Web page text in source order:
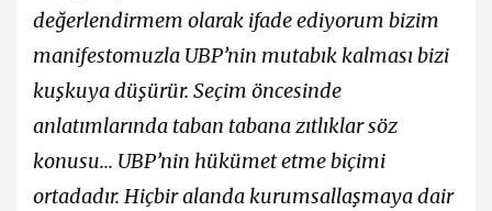
değerlendirmem olarak ifade ediyorum bizim
manifestomuzla UBP’nin mutabık kalması bizi
kuşkuya düşürür. Seçim öncesinde
anlatımlarında taban tabana zıtlıklar söz
konusu... UBP’nin hükümet etme biçimi
ortadadır. Hiçbir alanda kurumsallaşmaya dair